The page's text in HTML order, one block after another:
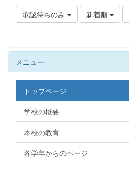
承認待ちのみ 新着順
メニュー
トップページ
学校の概要
本校の教育
各学年からのページ